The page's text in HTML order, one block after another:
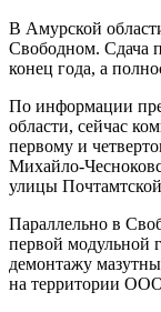
В Амурской
Свободном. Сдача
конец года, а
По информации
области, сейчас
первому и
Михайло-
улицы
Параллельно в
первой модульной
демонтажу
на территории